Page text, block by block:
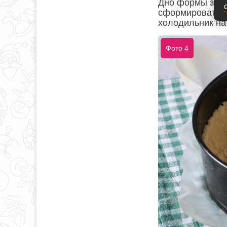
Дно формы
сформировать
холодильник
Фото 4